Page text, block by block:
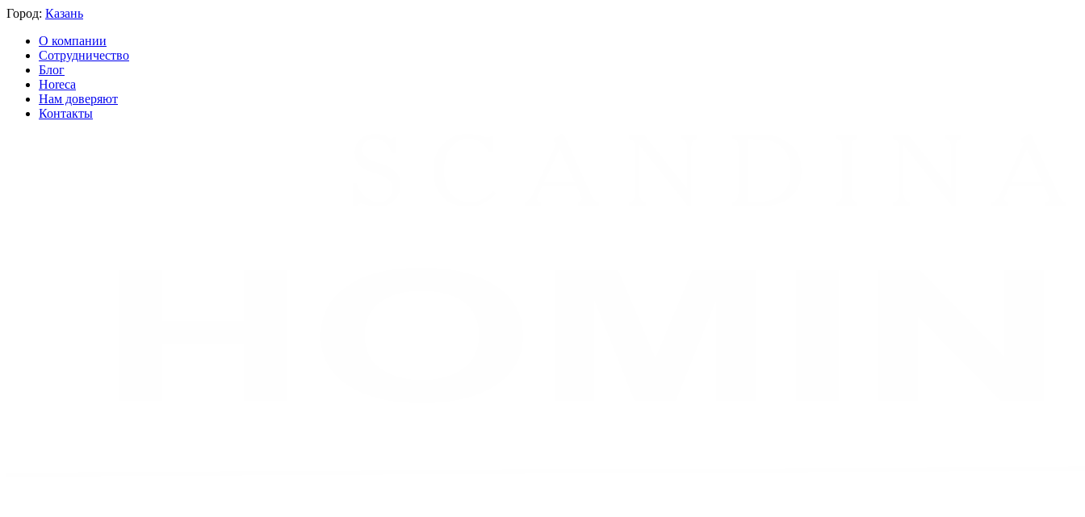
Город: Казань
О компании
Сотрудничество
Блог
Horeca
Нам доверяют
Контакты